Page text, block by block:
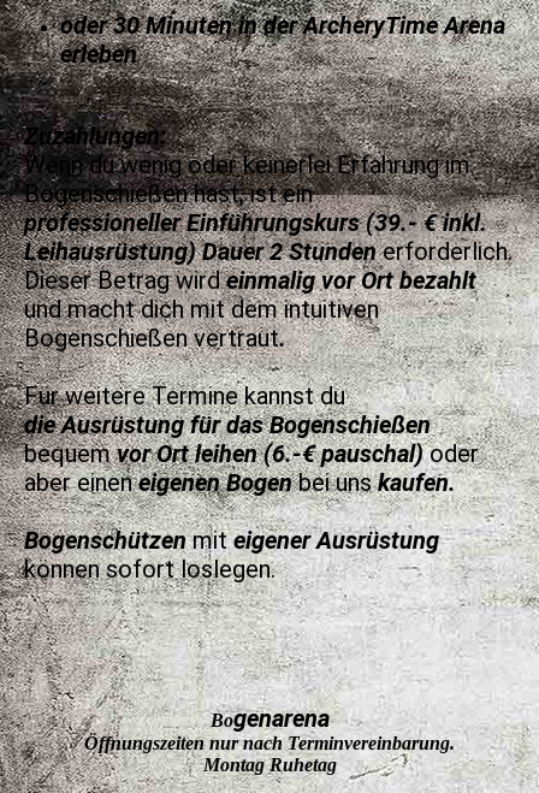
oder 30 Minuten in der ArcheryTime Arena
erleben
Zuzahlungen:
Wenn du wenig oder keinerlei Erfahrung im
Bogenschießen hast, ist ein
professionellerEinführungskurs (39.- € inkl.
Leihausrüstung) Dauer 2 Stunden erforderlich.
Dieser Betrag wirdeinmalig vor Ort bezahlt
und macht dich mit dem intuitiven
Bogenschießen vertraut.
Für weitere Termine kannst du
dieAusrüstung für das Bogenschießen
bequemvor Ort leihen (6.-€ pauschal)oder
aber eineneigenen Bogenbei unskaufen.
Bogenschützenmiteigener Ausrüstung
können sofort loslegen.
Bogenarena
Öffnungszeiten nur nach Terminvereinbarung.
Montag Ruhetag